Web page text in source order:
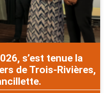
s’est tenue la
de Trois-Rivières,